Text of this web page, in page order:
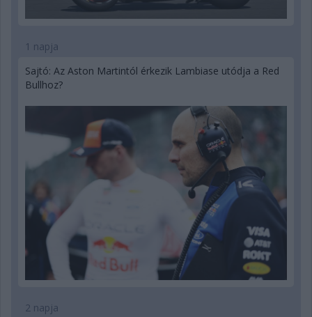
1 napja
Sajtó: Az Aston Martintól érkezik Lambiase utódja a Red
Bullhoz?
2 napja